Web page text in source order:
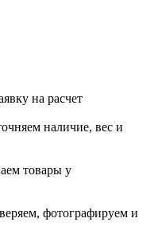
на расчет
наличие, вес и
товары у
фотографируем и